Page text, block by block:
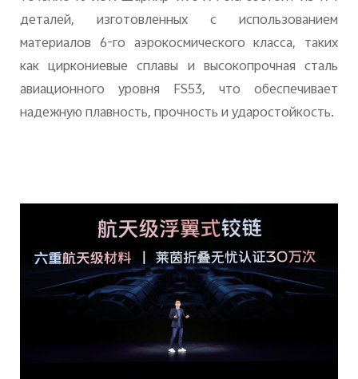
деталей, изготовленных с использованием
материалов 6-го аэрокосмического класса, таких
как циркониевые сплавы и высокопрочная сталь
авиационного уровня FS53, что обеспечивает
надежную плавность, прочность и ударостойкость.